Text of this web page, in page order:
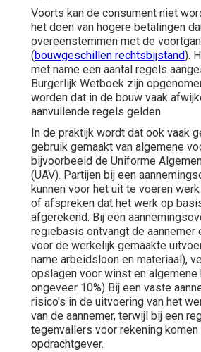
Voorts kan de consument niet
het doen van hogere betalingen
overeenstemmen met de
(bouwgeschillen rechtsbijstand).
met name een aantal regels
Burgerlijk Wetboek zijn
worden dat in de bouw vaak
aanvullende regels gelden
In de praktijk wordt dat ook vaak
gebruik gemaakt van algemene
bijvoorbeeld de Uniforme
(UAV). Partijen bij een
kunnen voor het uit te voeren
of afspreken dat het werk op
afgerekend. Bij een
regiebasis ontvangt de aannemer
voor de werkelijk gemaakte
name arbeidsloon en materiaal),
opslagen voor winst en algemene
ongeveer 10%) Bij een vaste
risico's in de uitvoering van het
van de aannemer, terwijl bij een
tegenvallers voor rekening komen
opdrachtgever.